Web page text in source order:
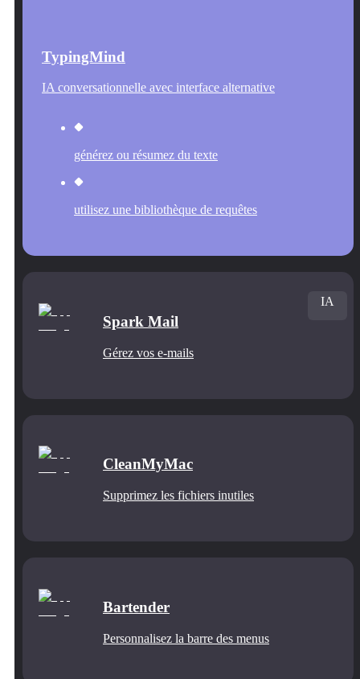
TypingMind
IA conversationnelle avec interface alternative
générez ou résumez du texte
utilisez une bibliothèque de requêtes
Spark Mail
Gérez vos e-mails
IA
CleanMyMac
Supprimez les fichiers inutiles
Bartender
Personnalisez la barre des menus